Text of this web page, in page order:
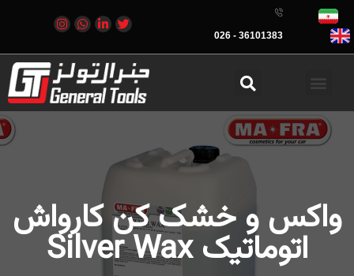
36101383 - 026
واکس و خشک کن کارواش
اتوماتیک Silver Wax